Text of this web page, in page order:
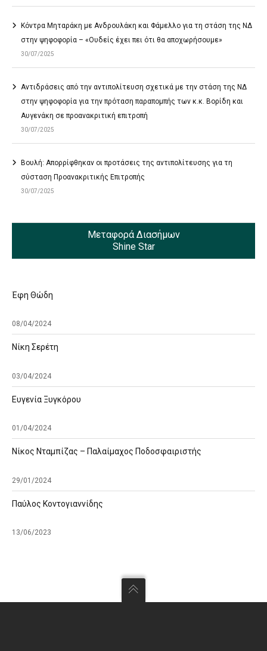
Κόντρα Μηταράκη με Ανδρουλάκη και Φάμελλο για τη στάση της ΝΔ
στην ψηφοφορία – «Ουδείς έχει πει ότι θα αποχωρήσουμε»
30/07/2025
Αντιδράσεις από την αντιπολίτευση σχετικά με την στάση της ΝΔ
στην ψηφοφορία για την πρόταση παραπομπής των κ.κ. Βορίδη και
Αυγενάκη σε προανακριτική επιτροπή
30/07/2025
Βουλή: Απορρίφθηκαν οι προτάσεις της αντιπολίτευσης για τη
σύσταση Προανακριτικής Επιτροπής
30/07/2025
Μεταφορά Διασήμων
Shine Star
Έφη Θώδη
08/04/2024
Νίκη Σερέτη
03/04/2024
Ευγενία Ξυγκόρου
01/04/2024
Νίκος Νταμπίζας – Παλαίμαχος Ποδοσφαιριστής
29/01/2024
Παύλος Κοντογιαννίδης
13/06/2023